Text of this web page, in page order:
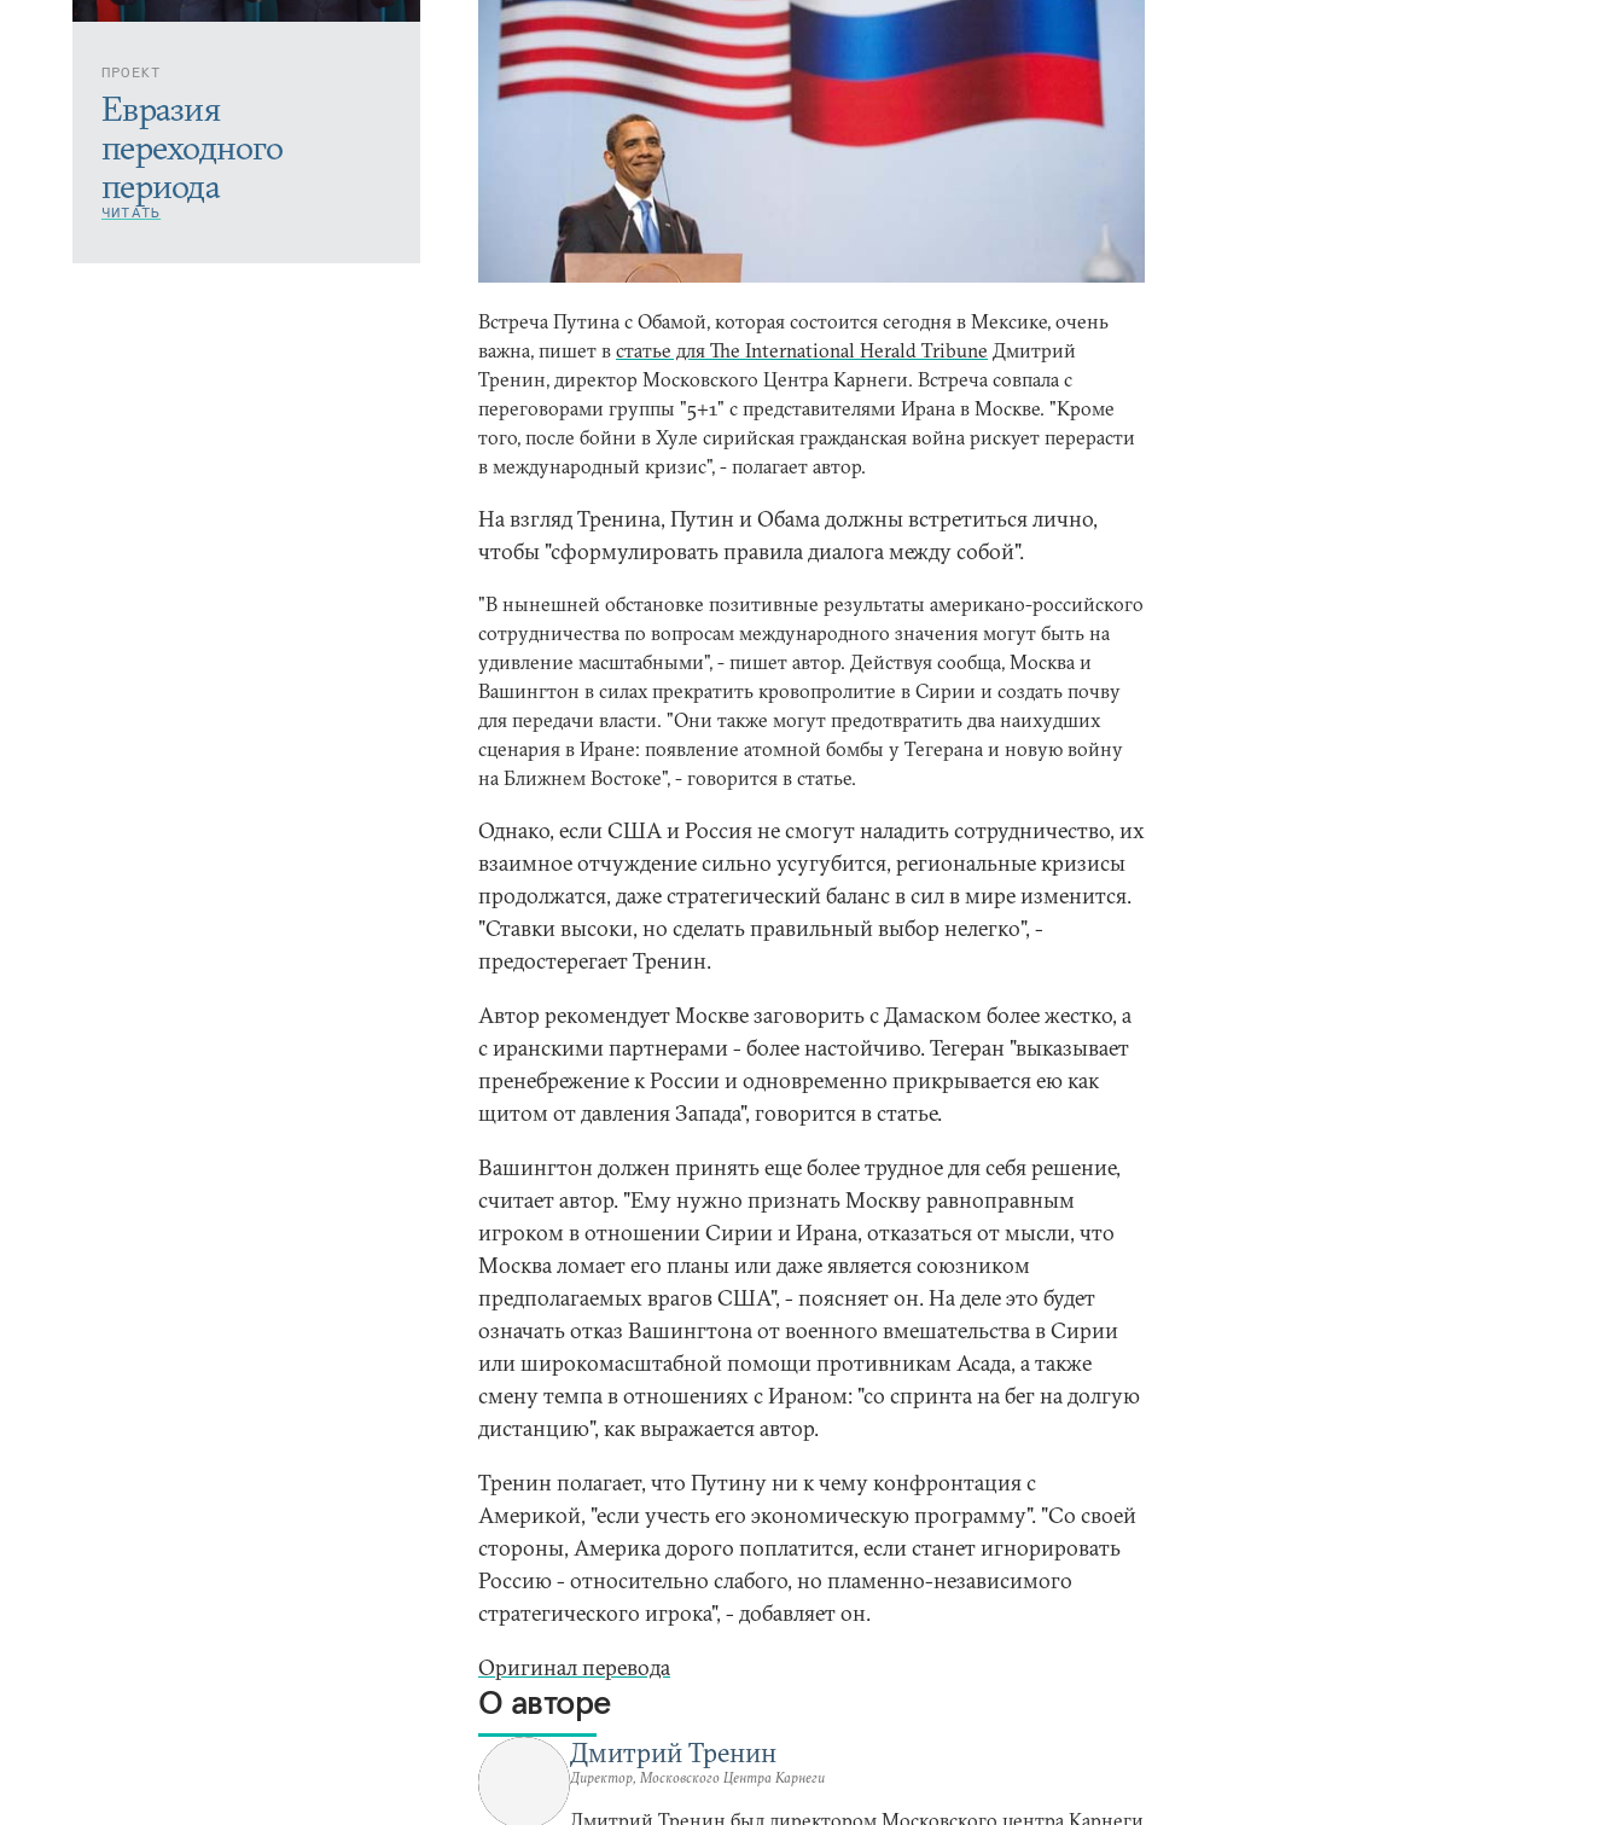
ПРОЕКТ
Евразия
переходного
периода
ЧИТАТЬ
Встреча Путина с Обамой, которая состоится сегодня в Мексике, очень
важна, пишет в статье для The International Herald Tribune Дмитрий
Тренин, директор Московского Центра Карнеги. Встреча совпала с
переговорами группы "5+1" с представителями Ирана в Москве. "Кроме
того, после бойни в Хуле сирийская гражданская война рискует перерасти
в международный кризис", - полагает автор.
На взгляд Тренина, Путин и Обама должны встретиться лично,
чтобы "сформулировать правила диалога между собой".
"В нынешней обстановке позитивные результаты американо-российского
сотрудничества по вопросам международного значения могут быть на
удивление масштабными", - пишет автор. Действуя сообща, Москва и
Вашингтон в силах прекратить кровопролитие в Сирии и создать почву
для передачи власти. "Они также могут предотвратить два наихудших
сценария в Иране: появление атомной бомбы у Тегерана и новую войну
на Ближнем Востоке", - говорится в статье.
Однако, если США и Россия не смогут наладить сотрудничество, их
взаимное отчуждение сильно усугубится, региональные кризисы
продолжатся, даже стратегический баланс в сил в мире изменится.
"Ставки высоки, но сделать правильный выбор нелегко", -
предостерегает Тренин.
Автор рекомендует Москве заговорить с Дамаском более жестко, а
с иранскими партнерами - более настойчиво. Тегеран "выказывает
пренебрежение к России и одновременно прикрывается ею как
щитом от давления Запада", говорится в статье.
Вашингтон должен принять еще более трудное для себя решение,
считает автор. "Ему нужно признать Москву равноправным
игроком в отношении Сирии и Ирана, отказаться от мысли, что
Москва ломает его планы или даже является союзником
предполагаемых врагов США", - поясняет он. На деле это будет
означать отказ Вашингтона от военного вмешательства в Сирии
или широкомасштабной помощи противникам Асада, а также
смену темпа в отношениях с Ираном: "со спринта на бег на долгую
дистанцию", как выражается автор.
Тренин полагает, что Путину ни к чему конфронтация с
Америкой, "если учесть его экономическую программу". "Со своей
стороны, Америка дорого поплатится, если станет игнорировать
Россию - относительно слабого, но пламенно-независимого
стратегического игрока", - добавляет он.
Оригинал перевода
О авторе
Дмитрий Тренин
Директор, Московского Центра Карнеги